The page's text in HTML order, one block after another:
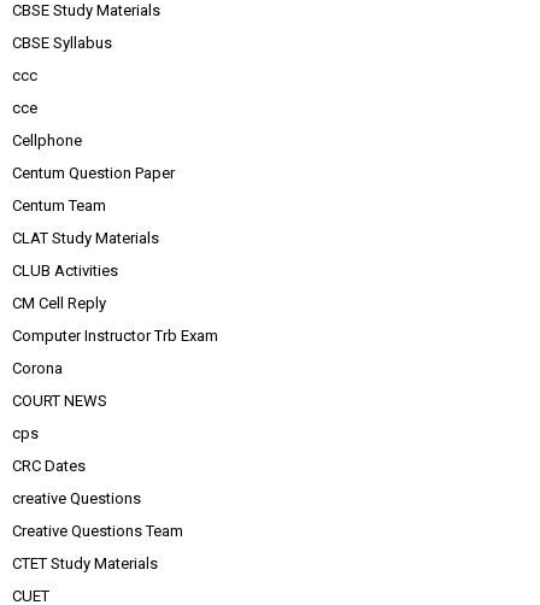
CBSE Study Materials
CBSE Syllabus
ccc
cce
Cellphone
Centum Question Paper
Centum Team
CLAT Study Materials
CLUB Activities
CM Cell Reply
Computer Instructor Trb Exam
Corona
COURT NEWS
cps
CRC Dates
creative Questions
Creative Questions Team
CTET Study Materials
CUET